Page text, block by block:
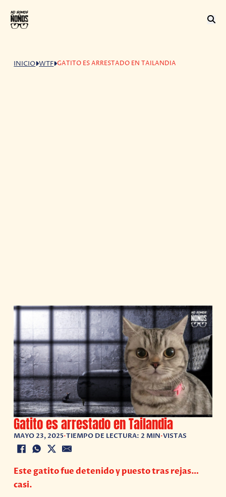
INICIO WTF GATITO ES ARRESTADO EN TAILANDIA
Gatito es arrestado en Tailandia
MAYO 23, 2025•TIEMPO DE LECTURA: 2 MIN•VISTAS
Este gatito fue detenido y puesto tras rejas…
casi.